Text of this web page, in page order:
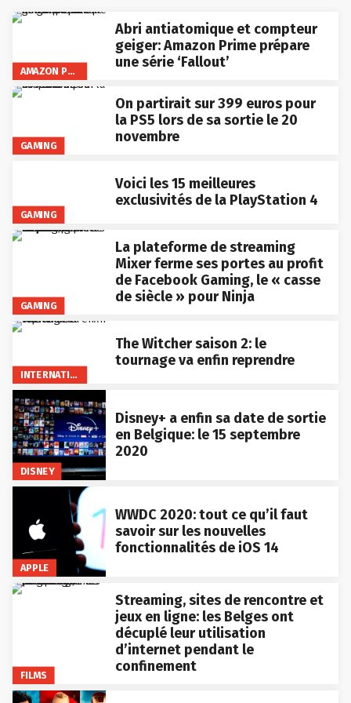
AMAZON PRIME VIDEO
Abri antiatomique et compteur
geiger: Amazon Prime prépare
une série ‘Fallout’
GAMING
On partirait sur 399 euros pour
la PS5 lors de sa sortie le 20
novembre
GAMING
Voici les 15 meilleures
exclusivités de la PlayStation 4
GAMING
La plateforme de streaming
Mixer ferme ses portes au profit
de Facebook Gaming, le « casse
de siècle » pour Ninja
INTERNATIONAL
The Witcher saison 2: le
tournage va enfin reprendre
DISNEY
Disney+ a enfin sa date de sortie
en Belgique: le 15 septembre
2020
APPLE
WWDC 2020: tout ce qu’il faut
savoir sur les nouvelles
fonctionnalités de iOS 14
FILMS
Streaming, sites de rencontre et
jeux en ligne: les Belges ont
décuplé leur utilisation
d’internet pendant le
confinement